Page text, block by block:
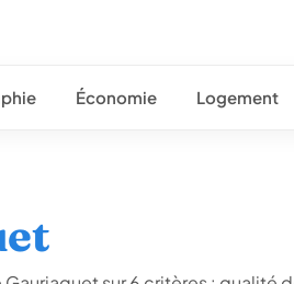
Économie Logement